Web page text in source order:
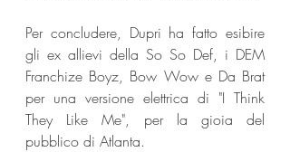
Per concludere, Dupri ha fatto esibire
gli ex allievi della So So Def, i DEM
Franchize Boyz, Bow Wow e Da Brat
per una versione elettrica di "I Think
They Like Me", per la gioia del
pubblico di Atlanta.